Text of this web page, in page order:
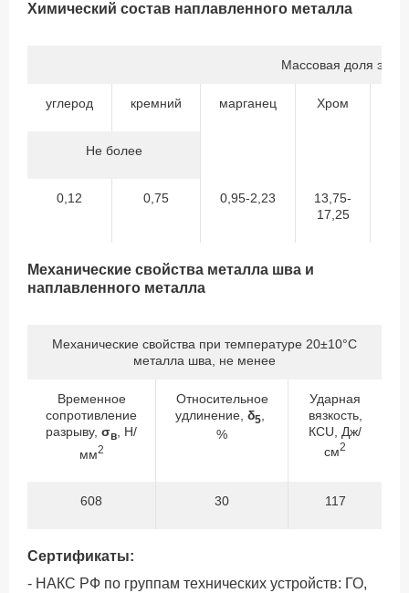
Химический состав наплавленного металла
Массовая доля
углерод кремний марганец Хром
Не более
0,12 0,75 0,95-2,23
13,75-
17,25
Механические свойства металла шва и
наплавленного металла
Механические свойства при температуре 20±10°С
металла шва, не менее
Временное
сопротивление
разрыву, σв
, Н/
мм2
Относительное
удлинение, δ5
%
Ударная
вязкость,
КСU, Дж/
см2
608 30 117
Сертификаты:
- НАКС РФ по группам технических устройств: ГО,